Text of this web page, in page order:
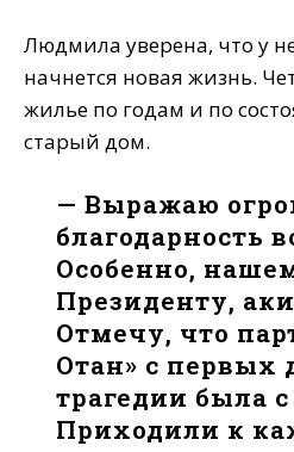
Людмила уверена, что у
начнется новая жизнь.
жилье по годам и по
старый дом.
— Выражаю
благодарность
Особенно,
Президенту,
Отмечу, что
Отан» с первых
трагедии была
Приходили к